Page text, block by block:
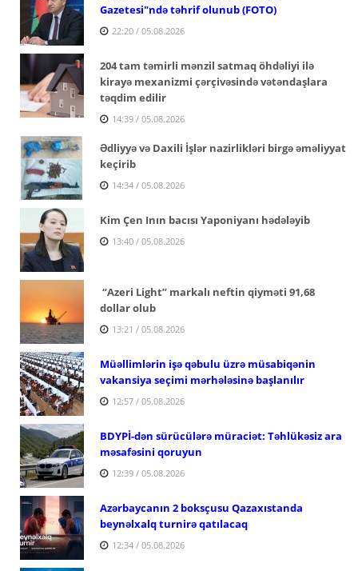
Gazetesi"ndə təhrif olunub (FOTO)
22:20 / 05.08.2026
204 tam təmirli mənzil satmaq öhdəliyi ilə
kirayə mexanizmi çərçivəsində vətəndaşlara
təqdim edilir
14:39 / 05.08.2026
Ədliyyə və Daxili İşlər nazirlikləri birgə əməliyyat
keçirib
14:34 / 05.08.2026
Kim Çen Inın bacısı Yaponiyanı hədələyib
13:40 / 05.08.2026
“Azeri Light” markalı neftin qiyməti 91,68
dollar olub
13:21 / 05.08.2026
Müəllimlərin işə qəbulu üzrə müsabiqənin
vakansiya seçimi mərhələsinə başlanılır
12:57 / 05.08.2026
BDYPİ-dən sürücülərə müraciət: Təhlükəsiz ara
məsafəsini qoruyun
12:39 / 05.08.2026
Azərbaycanın 2 boksçusu Qazaxıstanda
beynəlxalq turnirə qatılacaq
12:34 / 05.08.2026